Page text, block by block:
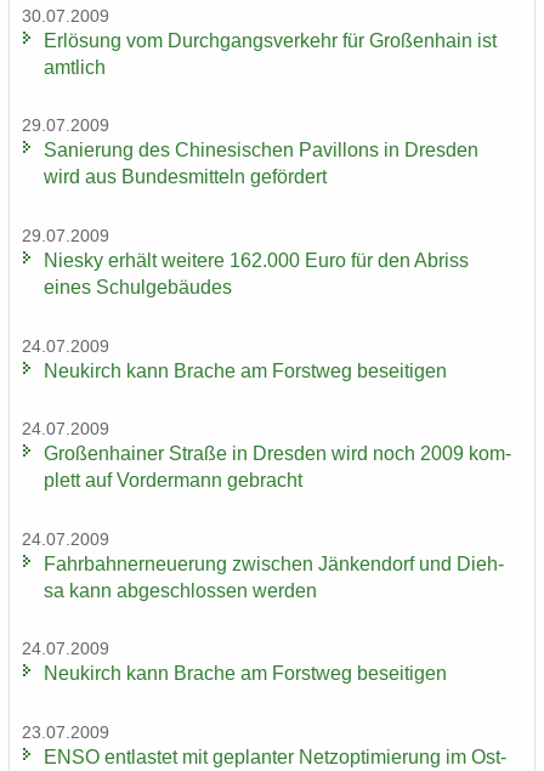
30.07.2009
Er­lö­sung vom Durch­gangs­ver­kehr für Gro­ßen­hain ist
amt­lich
29.07.2009
Sa­nie­rung des Chi­ne­si­schen Pa­vil­lons in Dres­den
wird aus Bun­des­mit­teln ge­för­dert
29.07.2009
Nies­ky er­hält wei­te­re 162.000 Euro für den Ab­riss
eines Schul­ge­bäu­des
24.07.2009
Neu­kirch kann Bra­che am Forst­weg be­sei­ti­gen
24.07.2009
Gro­ßen­hai­ner Stra­ße in Dres­den wird noch 2009 kom­
plett auf Vor­der­mann ge­bracht
24.07.2009
Fahr­bahn­erneue­rung zwi­schen Jän­ken­dorf und Dieh­
sa kann ab­ge­schlos­sen wer­den
24.07.2009
Neu­kirch kann Bra­che am Forst­weg be­sei­ti­gen
23.07.2009
ENSO ent­las­tet mit ge­plan­ter Netz­op­ti­mie­rung im Ost­